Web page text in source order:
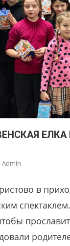
Admin
в